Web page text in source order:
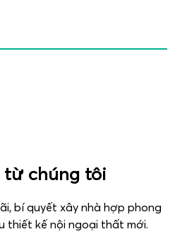
từ chúng tôi
bí quyết xây nhà hợp phong
thiết kế nội ngoại thất mới.